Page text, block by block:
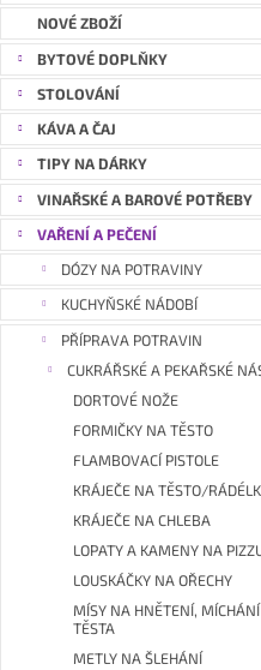
a
n
n
í
n
e
l
NOVÉ ZBOŽÍ
BYTOVÉ DOPLŇKY
STOLOVÁNÍ
KÁVA A ČAJ
TIPY NA DÁRKY
VINAŘSKÉ A BAROVÉ POTŘEBY
VAŘENÍ A PEČENÍ
DÓZY NA POTRAVINY
KUCHYŇSKÉ NÁDOBÍ
PŘÍPRAVA POTRAVIN
CUKRÁŘSKÉ A PEKAŘSKÉ
DORTOVÉ NOŽE
FORMIČKY NA TĚSTO
FLAMBOVACÍ PISTOLE
KRÁJEČE NA TĚSTO/
KRÁJEČE NA CHLEBA
LOPATY A KAMENY NA
LOUSKÁČKY NA OŘECHY
MÍSY NA HNĚTENÍ,
TĚSTA
METLY NA ŠLEHÁNÍ